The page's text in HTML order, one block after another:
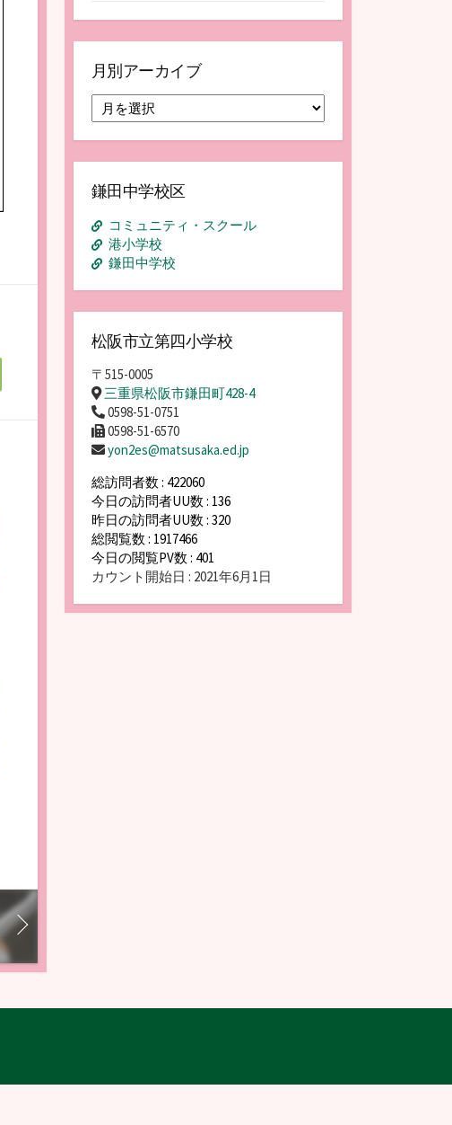
月別アーカイブ
別
ア
ー
イ
ブ
鎌田中学校区
コミュニティ・スクール
港小学校
鎌田中学校
松阪市立第四小学校
〒515-0005
三重県松阪市鎌田町428-4
0598-51-0751
0598-51-6570
yon2es@matsusaka.ed.jp
総訪問者数 : 422060
今日の訪問者UU数 : 136
昨日の訪問者UU数 : 320
総閲覧数 : 1917466
今日の閲覧PV数 : 401
カウント開始日 : 2021年6月1日